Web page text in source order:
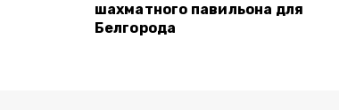
шахматного павильона для
Белгорода